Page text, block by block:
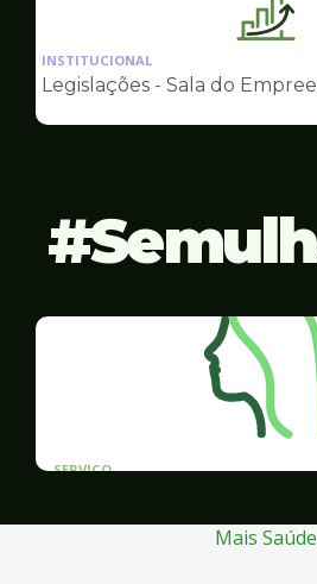
Sala
INSTITUCIONAL
Legislações - Sala do
SERVICO
Mais Saúde